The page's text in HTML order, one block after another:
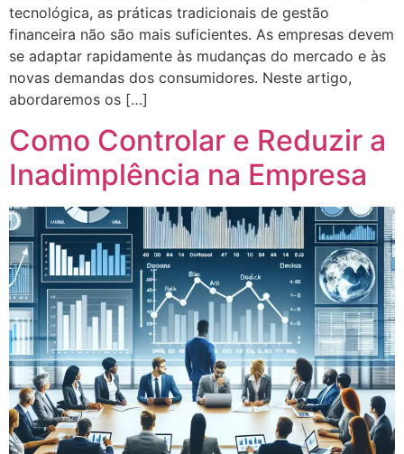
tecnológica, as práticas tradicionais de gestão
financeira não são mais suficientes. As empresas devem
se adaptar rapidamente às mudanças do mercado e às
novas demandas dos consumidores. Neste artigo,
abordaremos os […]
Como Controlar e Reduzir a
Inadimplência na Empresa